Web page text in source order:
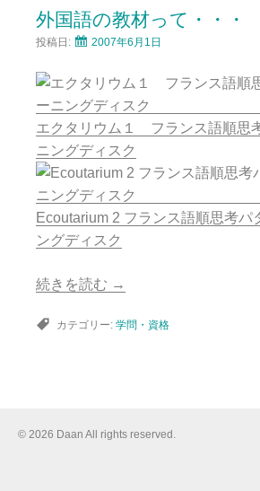
ス
キ
プ
外国語の教材って・・・
投稿日: 2007年6月1日
エクタリウム１ フランス語順思
ニングディスク
Ecoutarium 2 フランス語順思考パ
ングディスク
続きを読む →
カテゴリー: 学問・資格
© 2026 Daan All rights reserved.